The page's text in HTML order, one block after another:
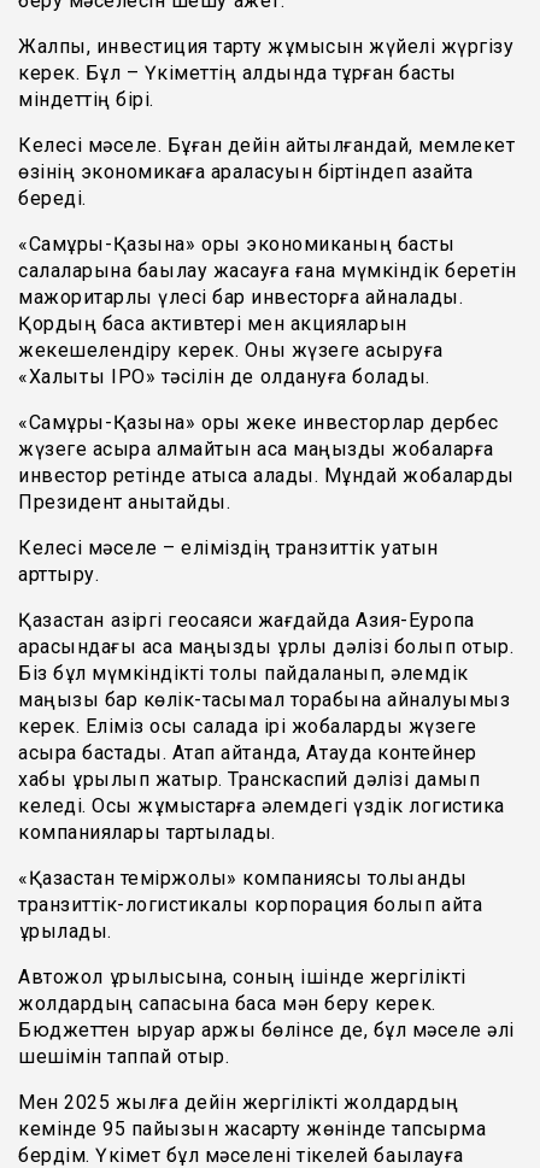
Жалпы, инвестиция тарту жұмысын жүйелі жүргізу
керек. Бұл – Үкіметтің алдында тұрған басты
міндеттің бірі.
Келесі мәселе. Бұған дейін айтылғандай, мемлекет
өзінің экономикаға араласуын біртіндеп азайта
береді.
«Самұрық-Қазына» қоры экономиканың басты
салаларына бақылау жасауға ғана мүмкіндік беретін
мажоритарлы үлесі бар инвесторға айналады.
Қордың басқа активтері мен акцияларын
жекешелендіру керек. Оны жүзеге асыруға
«Халықтық ІРО» тәсілін де қолдануға болады.
«Самұрық-Қазына» қоры жеке инвесторлар дербес
жүзеге асыра алмайтын аса маңызды жобаларға
инвестор ретінде қатыса алады. Мұндай жобаларды
Президент анықтайды.
Келесі мәселе – еліміздің транзиттік қуатын
арттыру.
Қазақстан қазіргі геосаяси жағдайда Азия-Еуропа
арасындағы аса маңызды құрлық дәлізі болып отыр.
Біз бұл мүмкіндікті толық пайдаланып, әлемдік
маңызы бар көлік-тасымал торабына айналуымыз
керек. Еліміз осы салада ірі жобаларды жүзеге
асыра бастады. Атап айтқанда, Ақтауда контейнер
хабы құрылып жатыр. Транскаспий дәлізі дамып
келеді. Осы жұмыстарға әлемдегі үздік логистика
компаниялары тартылады.
«Қазақстан теміржолы» компаниясы толыққанды
транзиттік-логистикалық корпорация болып қайта
құрылады.
Автожол құрылысына, соның ішінде жергілікті
жолдардың сапасына баса мән беру керек.
Бюджеттен қыруар қаржы бөлінсе де, бұл мәселе әлі
шешімін таппай отыр.
Мен 2025 жылға дейін жергілікті жолдардың
кемінде 95 пайызын жақсарту жөнінде тапсырма
бердім. Үкімет бұл мәселені тікелей бақылауға